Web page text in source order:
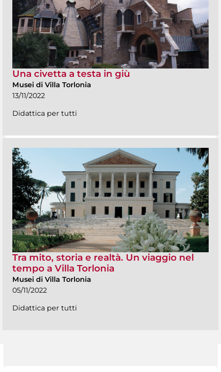
Una civetta a testa in giù
Musei di Villa Torlonia
13/11/2022
Didattica per tutti
Tra mito, storia e realtà. Un viaggio nel
tempo a Villa Torlonia
Musei di Villa Torlonia
05/11/2022
Didattica per tutti